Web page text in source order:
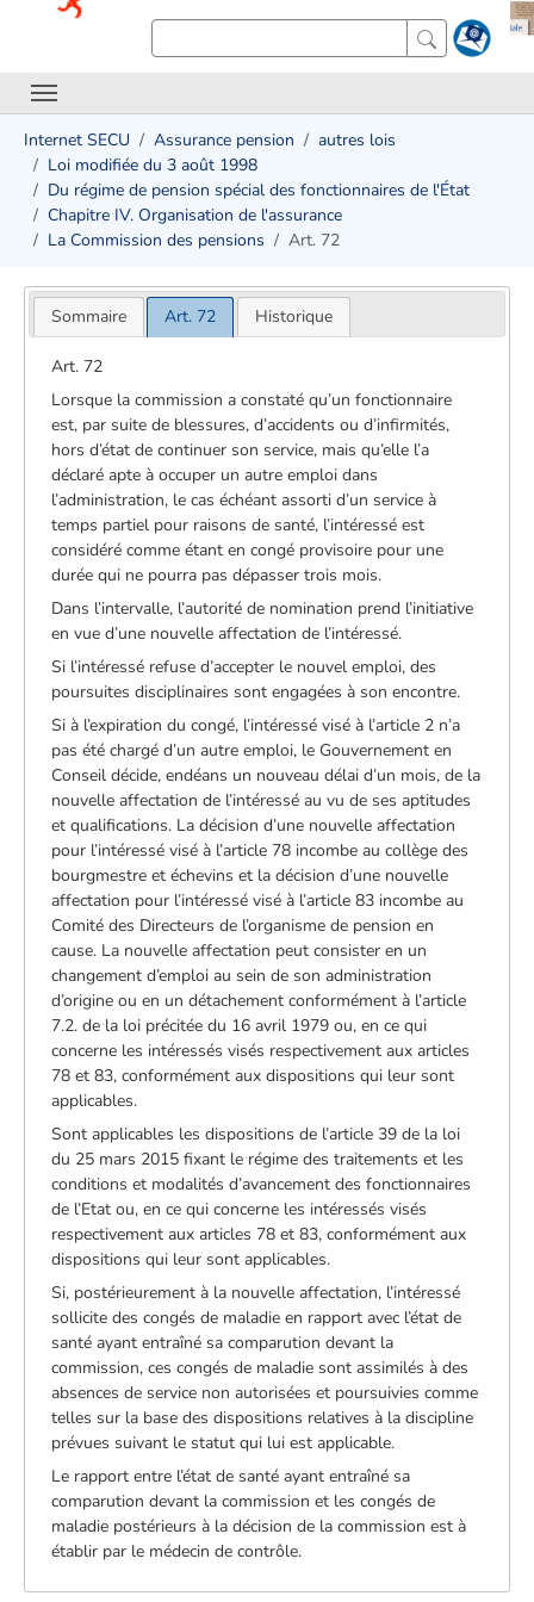
Internet SECU Assurance pension
autres lois
Loi modifiée du 3 août 1998
Du régime de pension spécial des fonctionnaires de l'État
Chapitre IV. Organisation de l'assurance
La Commission des pensions
Art. 72
Sommaire Art. 72 Historique
Art. 72
Lorsque la commission a constaté qu’un fonctionnaire
est, par suite de blessures, d’accidents ou d’infirmités,
hors d’état de continuer son service, mais qu’elle l’a
déclaré apte à occuper un autre emploi dans
l’administration, le cas échéant assorti d’un service à
temps partiel pour raisons de santé, l’intéressé est
considéré comme étant en congé provisoire pour une
durée qui ne pourra pas dépasser trois mois.
Dans l’intervalle, l’autorité de nomination prend l’initiative
en vue d’une nouvelle affectation de l’intéressé.
Si l’intéressé refuse d’accepter le nouvel emploi, des
poursuites disciplinaires sont engagées à son encontre.
Si à l’expiration du congé, l’intéressé visé à l’article 2 n’a
pas été chargé d’un autre emploi, le Gouvernement en
Conseil décide, endéans un nouveau délai d’un mois, de la
nouvelle affectation de l’intéressé au vu de ses aptitudes
et qualifications. La décision d’une nouvelle affectation
pour l’intéressé visé à l’article 78 incombe au collège des
bourgmestre et échevins et la décision d’une nouvelle
affectation pour l’intéressé visé à l’article 83 incombe au
Comité des Directeurs de l’organisme de pension en
cause. La nouvelle affectation peut consister en un
changement d’emploi au sein de son administration
d’origine ou en un détachement conformément à l’article
7.2. de la loi précitée du 16 avril 1979 ou, en ce qui
concerne les intéressés visés respectivement aux articles
78 et 83, conformément aux dispositions qui leur sont
applicables.
Sont applicables les dispositions de l’article 39 de la loi
du 25 mars 2015 fixant le régime des traitements et les
conditions et modalités d’avancement des fonctionnaires
de l’Etat ou, en ce qui concerne les intéressés visés
respectivement aux articles 78 et 83, conformément aux
dispositions qui leur sont applicables.
Si, postérieurement à la nouvelle affectation, l’intéressé
sollicite des congés de maladie en rapport avec l’état de
santé ayant entraîné sa comparution devant la
commission, ces congés de maladie sont assimilés à des
absences de service non autorisées et poursuivies comme
telles sur la base des dispositions relatives à la discipline
prévues suivant le statut qui lui est applicable.
Le rapport entre l’état de santé ayant entraîné sa
comparution devant la commission et les congés de
maladie postérieurs à la décision de la commission est à
établir par le médecin de contrôle.